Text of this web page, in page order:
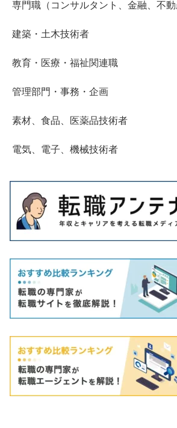
専門職（コンサルタント、金融、不動
建築・土木技術者
教育・医療・福祉関連職
管理部門・事務・企画
素材、食品、医薬品技術者
電気、電子、機械技術者